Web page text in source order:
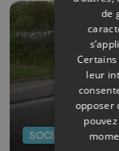
SOCIAL
de
leur
opposer